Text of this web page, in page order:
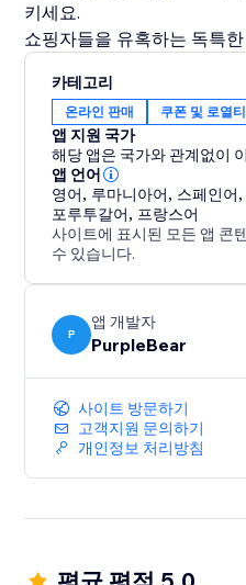
키세요.
쇼핑자들을 유혹하는 독특
동적이고 상호 작용하는 웹
향상시키세요.
전략적 프로모션의 잠재력
것을 지켜보세요.
카테고리
온라인 판매 쿠폰 및 로열티
앱 지원 국가
해당 앱은 국가와 관계없이
앱 언어
영어, 루마니아어, 스페인어,
포루투갈어, 프랑스어
사이트에 표시된 모든 앱 콘
수 있습니다.
P
앱 개발자
PurpleBear
사이트 방문하기
고객지원 문의하기
개인정보 처리방침